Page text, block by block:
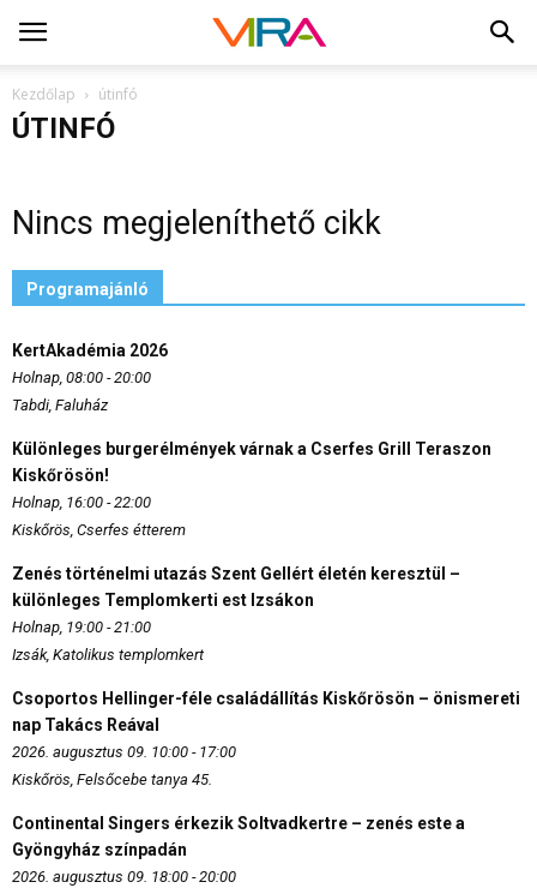
Kezdőlap útinfó
ÚTINFÓ
Nincs megjeleníthető cikk
Programajánló
KertAkadémia 2026
Holnap, 08:00 - 20:00
Tabdi, Faluház
Különleges burgerélmények várnak a Cserfes Grill Teraszon
Kiskőrösön!
Holnap, 16:00 - 22:00
Kiskőrös, Cserfes étterem
Zenés történelmi utazás Szent Gellért életén keresztül –
különleges Templomkerti est Izsákon
Holnap, 19:00 - 21:00
Izsák, Katolikus templomkert
Csoportos Hellinger-féle családállítás Kiskőrösön – önismereti
nap Takács Reával
2026. augusztus 09. 10:00 - 17:00
Kiskőrös, Felsőcebe tanya 45.
Continental Singers érkezik Soltvadkertre – zenés este a
Gyöngyház színpadán
2026. augusztus 09. 18:00 - 20:00